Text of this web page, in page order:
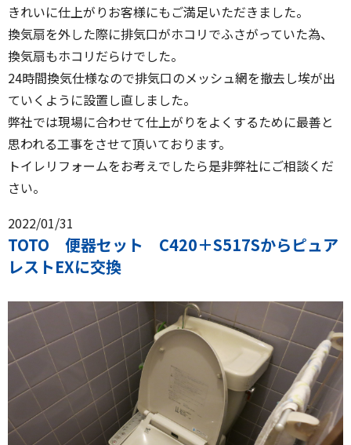
きれいに仕上がりお客様にもご満足いただきました。
換気扇を外した際に排気口がホコリでふさがっていた為、
換気扇もホコリだらけでした。
24時間換気仕様なので排気口のメッシュ網を撤去し埃が出
ていくように設置し直しました。
弊社では現場に合わせて仕上がりをよくするために最善と
思われる工事をさせて頂いております。
トイレリフォームをお考えでしたら是非弊社にご相談くだ
さい。
2022/01/31
TOTO 便器セット C420＋S517Sからピュア
レストEXに交換